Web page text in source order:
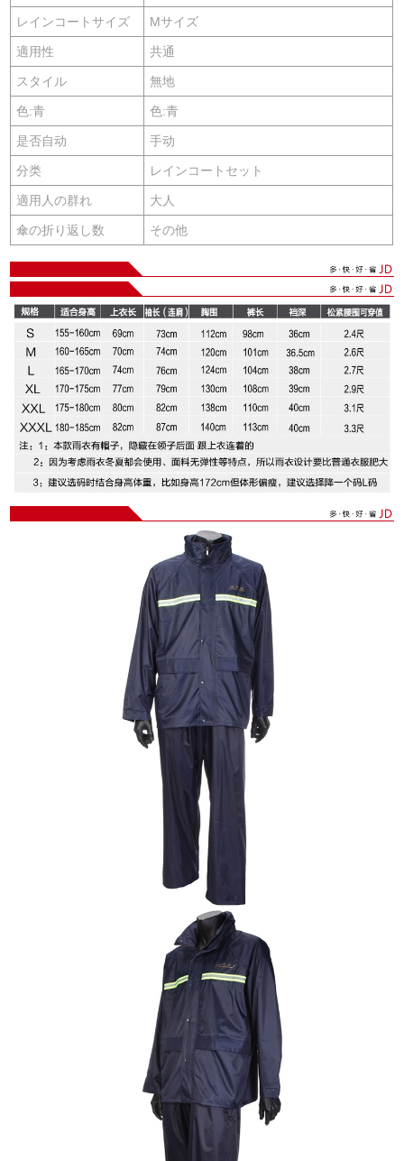
レインコートサイズ Mサイズ
適用性 共通
スタイル 無地
色:青 色:青
是否自动 手动
分类 レインコートセット
適用人の群れ 大人
傘の折り返し数 その他